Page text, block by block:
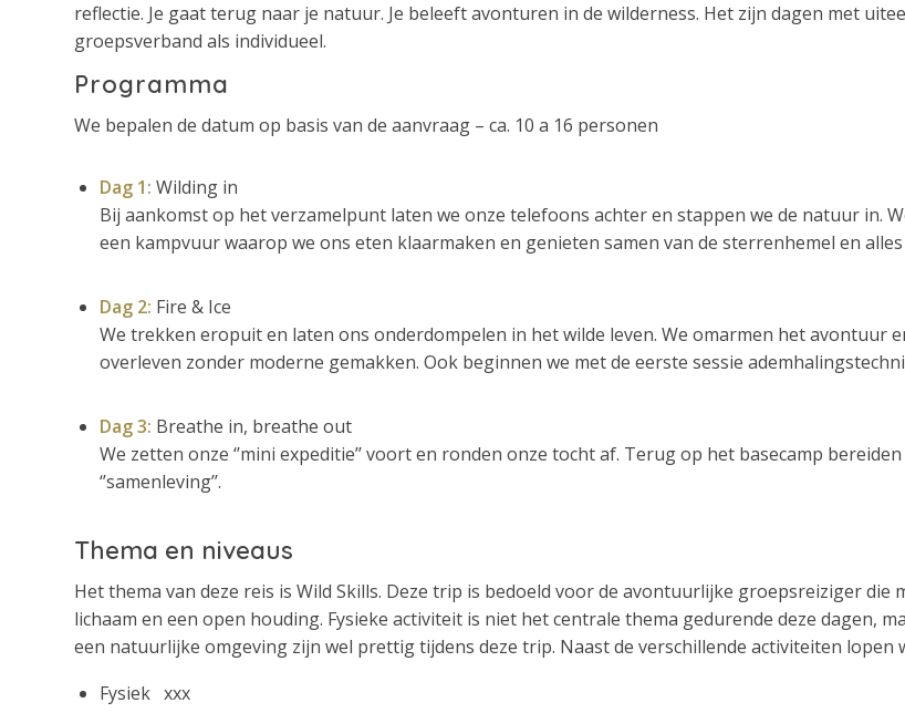
reflectie. Je gaat terug naar je natuur. Je beleeft avonturen in de wilderness. Het zijn dagen met
groepsverband als individueel.
Programma
We bepalen de datum op basis van de aanvraag – ca. 10 a 16 personen
Dag 1: Wilding in
Bij aankomst op het verzamelpunt laten we onze telefoons achter en stappen we de natuur in.
een kampvuur waarop we ons eten klaarmaken en genieten samen van de sterrenhemel en
Dag 2: Fire & Ice
We trekken eropuit en laten ons onderdompelen in het wilde leven. We omarmen het avontuur
overleven zonder moderne gemakken. Ook beginnen we met de eerste sessie
Dag 3: Breathe in, breathe out
We zetten onze ‘’mini expeditie’’ voort en ronden onze tocht af. Terug op het basecamp
‘’samenleving’’.
Thema en niveaus
Het thema van deze reis is Wild Skills. Deze trip is bedoeld voor de avontuurlijke groepsreiziger
lichaam en een open houding. Fysieke activiteit is niet het centrale thema gedurende deze dagen,
een natuurlijke omgeving zijn wel prettig tijdens deze trip. Naast de verschillende activiteiten
Fysiek xxx